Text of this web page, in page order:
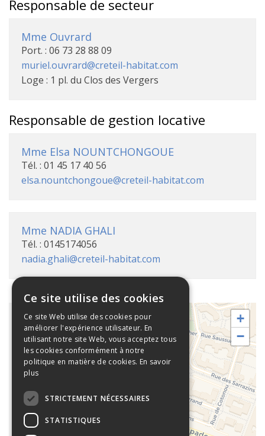
Responsable de secteur
Mme Ouvrard
Port. : 06 73 28 88 09
muriel.ouvrard@creteil-habitat.com
Loge : 1 pl. du Clos des Vergers
Responsable de gestion locative
Mme Elsa NOUNTCHONGOUE
Tél. : 01 45 17 40 56
elsa.nountchongoue@creteil-habitat.com
Mme NADIA GHALI
Tél. : 0145174056
nadia.ghali@creteil-habitat.com
Sardane
56 avenue
François
Mitterrand,
94000
Créteil
+
−
Ce site utilise des cookies
Ce site Web utilise des cookies pour
améliorer l'expérience utilisateur. En
utilisant notre site Web, vous acceptez tous
les cookies conformément à notre
politique en matière de cookies. En savoir
plus
STRICTEMENT NÉCESSAIRES
STATISTIQUES